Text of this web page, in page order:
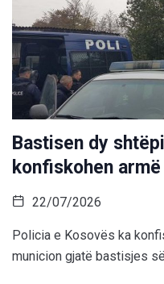
Bastisen dy
konfiskohen armë
22/07/2026
Policia e Kosovës ka
municion gjatë bastisjes